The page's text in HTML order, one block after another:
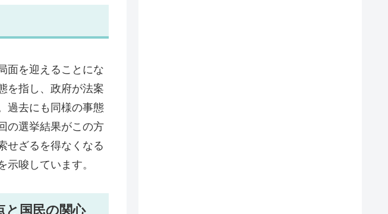
面を迎えることにな
を指し、政府が法案
過去にも同様の事態
の選挙結果がこの方
せざるを得なくなる
唆しています。
と国民の関心